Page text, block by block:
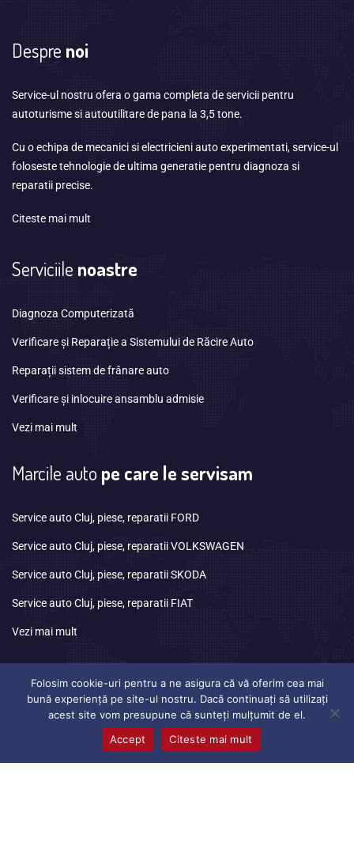
Despre noi
Service-ul nostru ofera o gama completa de servicii pentru
autoturisme si autoutilitare de pana la 3,5 tone.
Cu o echipa de mecanici si electricieni auto experimentati, service-ul
foloseste tehnologie de ultima generatie pentru diagnoza si
reparatii precise.
Citeste mai mult
Serviciile noastre
Diagnoza Computerizată
Verificare și Reparație a Sistemului de Răcire Auto
Reparații sistem de frânare auto
Verificare și inlocuire ansamblu admisie
Vezi mai mult
Marcile auto pe care le servisam
Service auto Cluj, piese, reparatii FORD
Service auto Cluj, piese, reparatii VOLKSWAGEN
Service auto Cluj, piese, reparatii SKODA
Service auto Cluj, piese, reparatii FIAT
Vezi mai mult
Programde lucru
08:30 – 17:00
Folosim cookie-uri pentru a ne asigura că vă oferim cea mai
bună experiență pe site-ul nostru. Dacă continuați să utilizați
acest site vom presupune că sunteți mulțumit de el.
Accept
Citeste mai mult